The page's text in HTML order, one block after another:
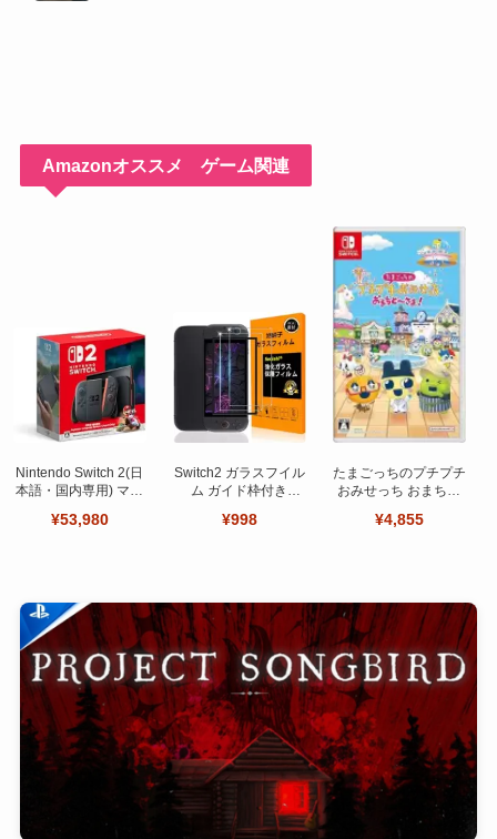
Amazonオススメ ゲーム関連
Nintendo Switch 2(日
本語・国内専用) マリ
ット
¥53,980
Switch2 ガラスフイル
ム ガイド枠付き
ット 日本旭硝子製-高
¥998
たまごっちのプチプチ
おみせっち おまちど
¥4,855